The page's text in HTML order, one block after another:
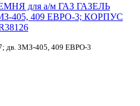
для а/м ГАЗ ГАЗЕЛЬ
405, 409 ЕВРО-3; КОРПУС
дв. ЗМЗ-405, 409 ЕВРО-3